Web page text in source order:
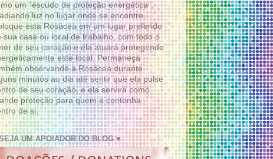
um “escudo de proteção energética”,
luz no lugar onde se encontre.
esta Rosácea em um lugar preferido
sua casa ou local de trabalho, com todo o
de seu coração e ela atuará protegendo
este local. Permaneça
observando a Rosácea durante
minutos ao dia até sentir que ela pulse
de seu coração, e ela servirá como
proteção para quem a contenha
de si.
UM APOIADOR DO BLOG ♥